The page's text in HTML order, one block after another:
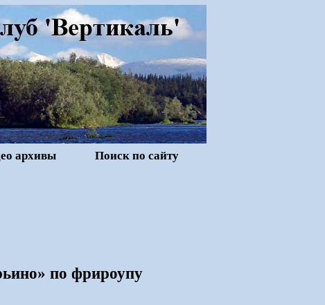
архивы Поиск по сайту
по фрироупу